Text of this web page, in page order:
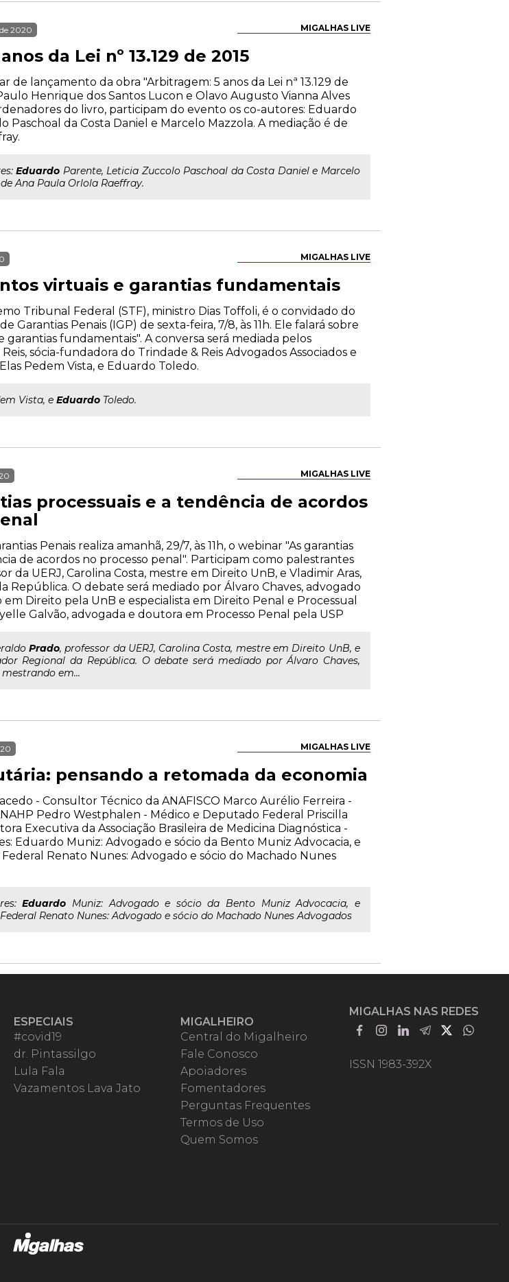
MIGALHAS LIVE
2020
da Lei nº 13.129 de 2015
de lançamento da obra "Arbitragem: 5 anos da Lei nª 13.129 de
Henrique dos Santos Lucon e Olavo Augusto Vianna Alves
do livro, participam do evento os co-autores: Eduardo
Paschoal da Costa Daniel e Marcelo Mazzola. A mediação é de
Eduardo Parente, Leticia Zuccolo Paschoal da Costa Daniel e Marcelo
Ana Paula Orlola Raeffray.
MIGALHAS LIVE
virtuais e garantias fundamentais
Tribunal Federal (STF), ministro Dias Toffoli, é o convidado do
Garantias Penais (IGP) de sexta-feira, 7/8, às 11h. Ele falará sobre
fundamentais". A conversa será mediada pelos
sócia-fundadora do Trindade & Reis Advogados Associados e
Pedem Vista, e Eduardo Toledo.
Vista, e Eduardo Toledo.
MIGALHAS LIVE
processuais e a tendência de acordos
Penais realiza amanhã, 29/7, às 11h, o webinar "As garantias
de acordos no processo penal". Participam como palestrantes
da UERJ, Carolina Costa, mestre em Direito UnB, e Vladimir Aras,
República. O debate será mediado por Álvaro Chaves, advogado
Direito pela UnB e especialista em Direito Penal e Processual
Galvão, advogada e doutora em Processo Penal pela USP
Prado, professor da UERJ, Carolina Costa, mestre em Direito UnB, e
Regional da República. O debate será mediado por Álvaro Chaves,
em...
MIGALHAS LIVE
pensando a retomada da economia
- Consultor Técnico da ANAFISCO Marco Aurélio Ferreira -
Pedro Westphalen - Médico e Deputado Federal Priscilla
Executiva da Associação Brasileira de Medicina Diagnóstica -
Eduardo Muniz: Advogado e sócio da Bento Muniz Advocacia, e
Renato Nunes: Advogado e sócio do Machado Nunes
Eduardo Muniz: Advogado e sócio da Bento Muniz Advocacia, e
Renato Nunes: Advogado e sócio do Machado Nunes Advogados
ESPECIAIS
#covid19
dr. Pintassilgo
Lula Fala
Vazamentos Lava Jato
MIGALHEIRO
Central do Migalheiro
Fale Conosco
Apoiadores
Fomentadores
Perguntas Frequentes
Termos de Uso
Quem Somos
MIGALHAS NAS REDES
ISSN 1983-392X